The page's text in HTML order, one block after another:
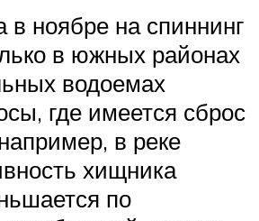
в ноябре на спиннинг
в южных районах
водоемах
где имеется сброс
в реке
хищника
по